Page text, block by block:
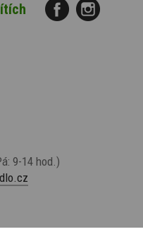
9-14 hod.)